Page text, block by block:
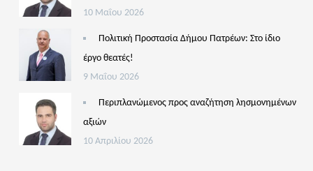
10 Μαΐου 2026
Πολιτική Προστασία Δήμου Πατρέων: Στο ίδιο
έργο θεατές!
9 Μαΐου 2026
Περιπλανώμενος προς αναζήτηση λησμονημένων
αξιών
10 Απριλίου 2026